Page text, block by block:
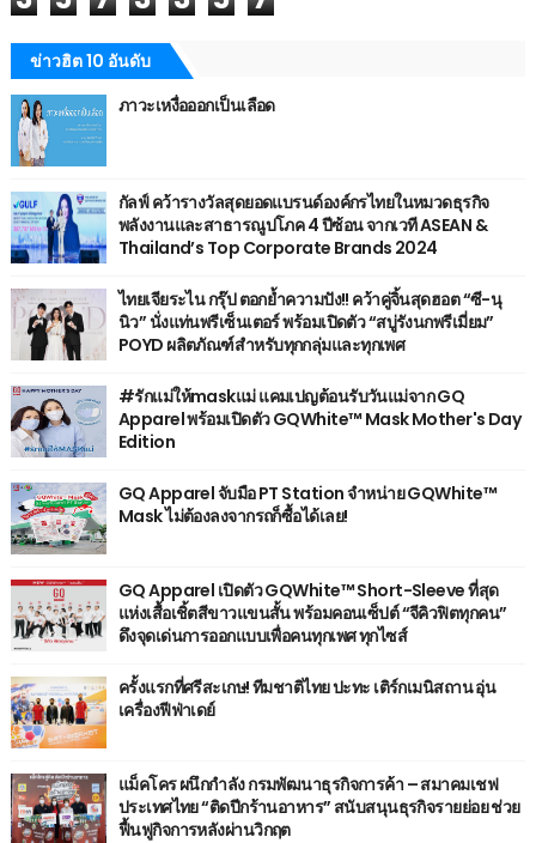
ข่าวฮิต 10 อันดับ
ภาวะเหงื่อออกเป็นเลือด
กัลฟ์ คว้ารางวัลสุดยอดแบรนด์องค์กรไทยในหมวดธุรกิจ
พลังงานและสาธารณูปโภค 4 ปีซ้อน จากเวที ASEAN &
Thailand’s Top Corporate Brands 2024
ไทยเจียระไน กรุ๊ป ตอกย้ำความปัง!! คว้าคู่จิ้นสุดฮอต “ซี-นุ
นิว” นั่งแท่นพรีเซ็นเตอร์ พร้อมเปิดตัว “สบู่รังนกพรีเมี่ยม”
POYD ผลิตภัณฑ์สำหรับทุกกลุ่มและทุกเพศ
#รักแม่ให้maskแม่ แคมเปญต้อนรับวันแม่จาก GQ
Apparel พร้อมเปิดตัว GQWhite™ Mask Mother's Day
Edition
GQ Apparel จับมือ PT Station จำหน่าย GQWhite™
Mask ไม่ต้องลงจากรถก็ซื้อได้เลย!
GQ Apparel เปิดตัว GQWhite™ Short-Sleeve ที่สุด
แห่งเสื้อเชิ้ตสีขาวแขนสั้น พร้อมคอนเซ็ปต์ “จีคิวฟิตทุกคน”
ดึงจุดเด่นการออกแบบเพื่อคนทุกเพศ ทุกไซส์
ครั้งแรกที่ศรีสะเกษ! ทีมชาติไทย ปะทะ เติร์กเมนิสถาน อุ่น
เครื่องฟีฟ่าเดย์
แม็คโคร ผนึกกำลัง กรมพัฒนาธุรกิจการค้า – สมาคมเชฟ
ประเทศไทย “ติดปีกร้านอาหาร” สนับสนุนธุรกิจรายย่อย ช่วย
ฟื้นฟูกิจการหลังผ่านวิกฤต